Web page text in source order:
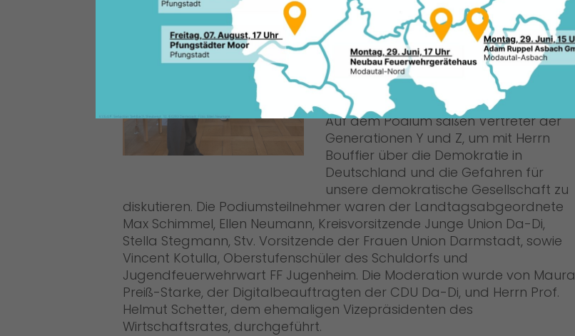
Rechte nicht missbraucht werden
können. Besonderes Augenmerk lag
auf der Herausforderung, unsere
Verfassung gegenüber rechtem und
linkem Populismus zu schützen.
Auf dem Podium saßen Vertreter der
Generationen Y und Z, um mit Herrn
Bouffier über die Demokratie in
Deutschland und die Gefahren für
unsere demokratische Gesellschaft zu
diskutieren. Die Podiumsteilnehmer waren der Landtagsabgeordnete
Max Schimmel, Ellen Neumann, Kreisvorsitzende Junge Union Da-Di,
Stella Stegmann, Stv. Vorsitzende der Frauen Union Darmstadt, sowie
Vincent Kotulla, Oberstufenschüler des Schuldorfs und
Jugendfeuerwehrwart FF Jugenheim. Die Moderation wurde von Maura
Preiß-Starke, der Digitalbeauftragten der CDU Da-Di, und Herrn Prof.
Helmut Schetter, dem ehemaligen Vizepräsidenten des
Wirtschaftsrates, durchgeführt.